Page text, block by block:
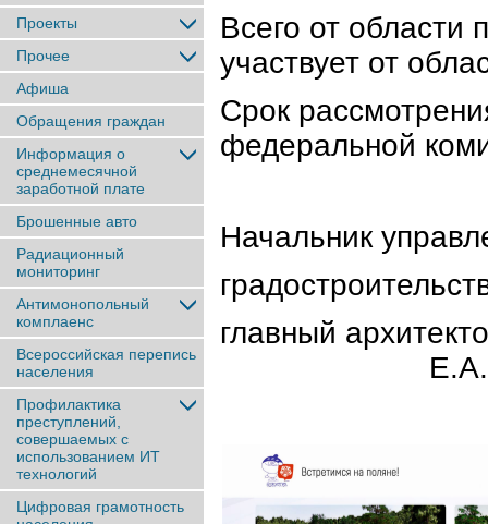
Проекты
Прочее
Афиша
Обращения граждан
Информация о
среднемесячной
заработной плате
Брошенные авто
Радиационный
мониторинг
Антимонопольный
комплаенс
Всероссийская перепись
населения
Профилактика
преступлений,
совершаемых с
использованием ИТ
технологий
Цифровая грамотность
Всего от области
участвует от
Срок
федеральной
Начальник